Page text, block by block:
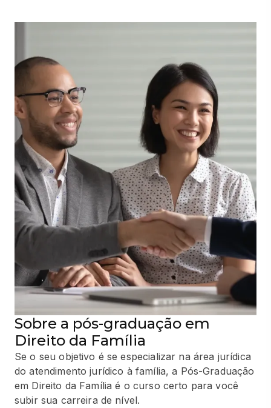
Sobre a pós-graduação em
Direito da Família
Se o seu objetivo é se especializar na área jurídica
do atendimento jurídico à família, a Pós-Graduação
em Direito da Família é o curso certo para você
subir sua carreira de nível.